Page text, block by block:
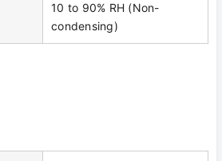
10 to 90% RH (Non-
condensing)